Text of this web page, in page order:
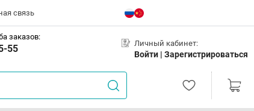
связь
заказов:
55 Личный кабинет:
Войти | Зарегистрироваться